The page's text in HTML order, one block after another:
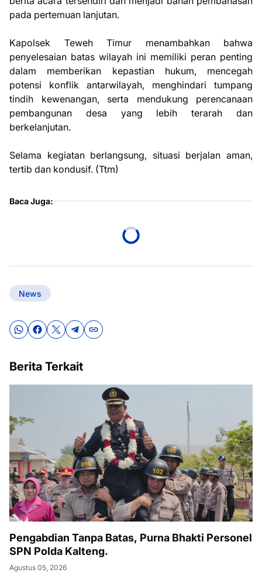
pada pertemuan lanjutan.
Kapolsek Teweh Timur menambahkan bahwa
penyelesaian batas wilayah ini memiliki peran penting
dalam memberikan kepastian hukum, mencegah
potensi konflik antarwilayah, menghindari tumpang
tindih kewenangan, serta mendukung perencanaan
pembangunan desa yang lebih terarah dan
berkelanjutan.
Selama kegiatan berlangsung, situasi berjalan aman,
tertib dan kondusif. (Ttm)
Baca Juga:
News
Berita Terkait
Pengabdian Tanpa Batas, Purna Bhakti Personel
SPN Polda Kalteng.
Agustus 05, 2026